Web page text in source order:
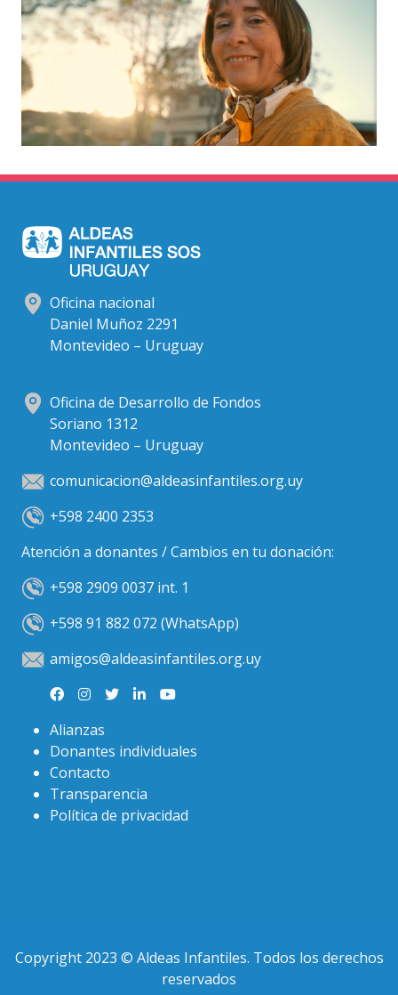
Oficina nacional
Daniel Muñoz 2291
Montevideo – Uruguay
Oficina de Desarrollo de Fondos
Soriano 1312
Montevideo – Uruguay
comunicacion@aldeasinfantiles.org.uy
+598 2400 2353
Atención a donantes / Cambios en tu donación:
+598 2909 0037 int. 1
+598 91 882 072 (WhatsApp)
amigos@aldeasinfantiles.org.uy
Alianzas
Donantes individuales
Contacto
Transparencia
Política de privacidad
Copyright 2023 © Aldeas Infantiles. Todos los derechos
reservados